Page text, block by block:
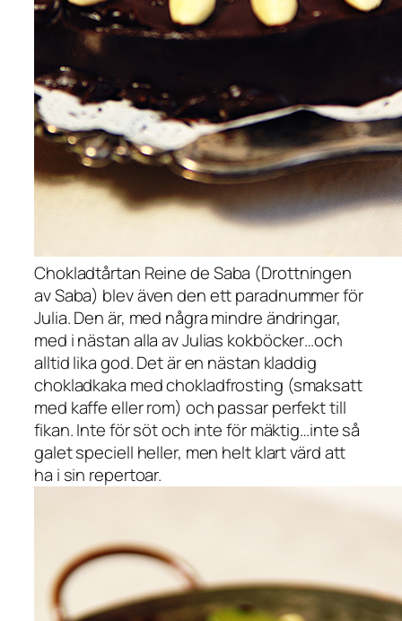
Chokladtårtan Reine de Saba (Drottningen
av Saba) blev även den ett paradnummer för
Julia. Den är, med några mindre ändringar,
med i nästan alla av Julias kokböcker…och
alltid lika god. Det är en nästan kladdig
chokladkaka med chokladfrosting (smaksatt
med kaffe eller rom) och passar perfekt till
fikan. Inte för söt och inte för mäktig…inte så
galet speciell heller, men helt klart värd att
ha i sin repertoar.